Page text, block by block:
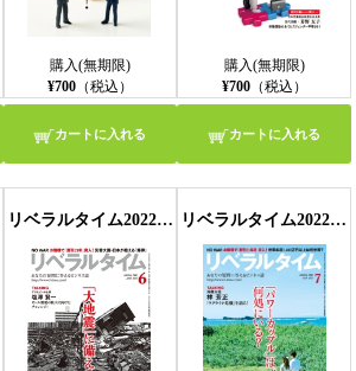
購入(無期限)
¥700（税込）
カートに入れる
購入(無期限)
¥700（税込）
カートに入れる
リベラルタイム2022年6月号 リベラルタイム2022年7月号